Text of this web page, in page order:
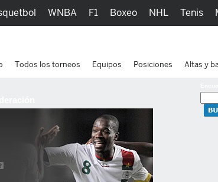
WNBA F1 Boxeo NHL Tenis
Todos los torneos Equipos Posiciones Altas y